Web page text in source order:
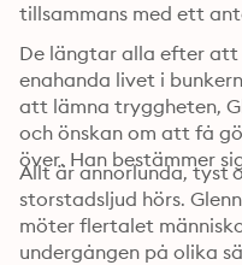
tillsammans med ett
De längtar alla efter
enahanda livet i
att lämna tryggheten,
och önskan om att få
över. Han bestämmer
Allt är annorlunda, tyst
storstadsljud hörs.
möter flertalet
undergången på olika